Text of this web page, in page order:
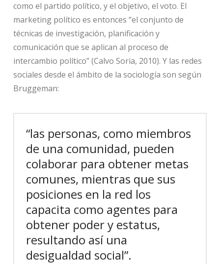
como el partido político, y el objetivo, el voto. El
marketing político es entonces “el conjunto de
técnicas de investigación, planificación y
comunicación que se aplican al proceso de
intercambio político” (Calvo Soria, 2010). Y las redes
sociales desde el ámbito de la sociología son según
Bruggeman:
“las personas, como miembros
de una comunidad, pueden
colaborar para obtener metas
comunes, mientras que sus
posiciones en la red los
capacita como agentes para
obtener poder y estatus,
resultando así una
desigualdad social”.